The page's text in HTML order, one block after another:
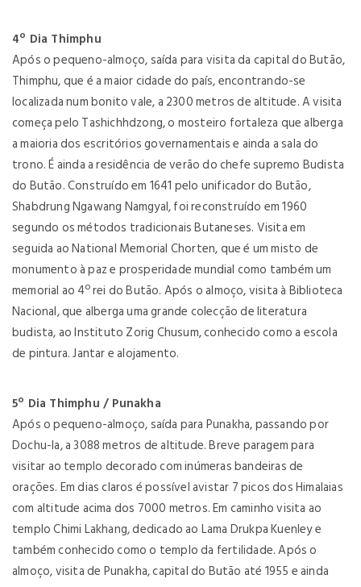
4º Dia Thimphu
Após o pequeno-almoço, saída para visita da capital do Butão,
Thimphu, que é a maior cidade do país, encontrando-se
localizada num bonito vale, a 2300 metros de altitude. A visita
começa pelo Tashichhdzong, o mosteiro fortaleza que alberga
a maioria dos escritórios governamentais e ainda a sala do
trono. É ainda a residência de verão do chefe supremo Budista
do Butão. Construído em 1641 pelo unificador do Butão,
Shabdrung Ngawang Namgyal, foi reconstruído em 1960
segundo os métodos tradicionais Butaneses. Visita em
seguida ao National Memorial Chorten, que é um misto de
monumento à paz e prosperidade mundial como também um
memorial ao 4º rei do Butão. Após o almoço, visita à Biblioteca
Nacional, que alberga uma grande colecção de literatura
budista, ao Instituto Zorig Chusum, conhecido como a escola
de pintura. Jantar e alojamento.
5º Dia Thimphu / Punakha
Após o pequeno-almoço, saída para Punakha, passando por
Dochu-la, a 3088 metros de altitude. Breve paragem para
visitar ao templo decorado com inúmeras bandeiras de
orações. Em dias claros é possível avistar 7 picos dos Himalaias
com altitude acima dos 7000 metros. Em caminho visita ao
templo Chimi Lakhang, dedicado ao Lama Drukpa Kuenley e
também conhecido como o templo da fertilidade. Após o
almoço, visita de Punakha, capital do Butão até 1955 e ainda